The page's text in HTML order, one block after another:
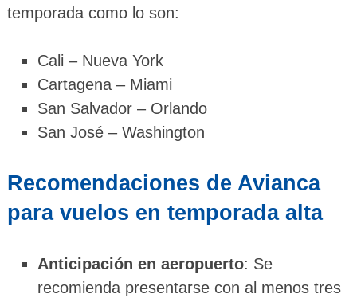
temporada como lo son:
Cali – Nueva York
Cartagena – Miami
San Salvador – Orlando
San José – Washington
Recomendaciones de Avianca
para vuelos en temporada alta
Anticipación en aeropuerto: Se
recomienda presentarse con al menos tres